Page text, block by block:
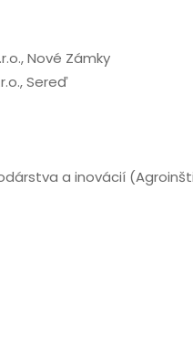
Nové Zámky
Sereď
a inovácií